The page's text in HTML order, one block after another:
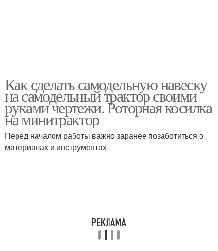
Как сделать самодельную навеску
на самодельный трактор своими
руками чертежи. Роторная косилка
на минитрактор
Перед началом работы важно заранее позаботиться о
материалах и инструментах.